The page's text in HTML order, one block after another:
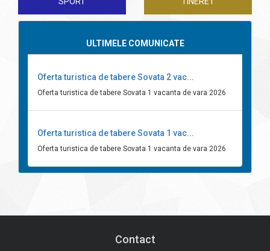
ULTIMELE COMUNICATE
Oferta turistica de tabere Sovata 2 vac...
Oferta turistica de tabere Sovata 1 vacanta de vara 2026
Oferta turistica de tabere Sovata 1 vac...
Oferta turistica de tabere Sovata 1 vacanta de vara 2026
Contact